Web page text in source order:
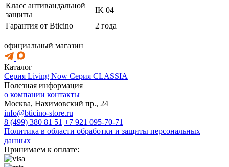
Класс антивандальной
защиты
IK 04
Гарантия от Bticino
2 года
официальный магазин
Каталог
Серия Living Now Серия CLASSIA
Полезная информация
о компании контакты
Москва, Нахимовский пр., 24
info@bticino-store.ru
8 (499) 380 81 51 +7 921 095-70-71
Политика в области обработки и защиты персональных
данных
Принимаем к оплате: